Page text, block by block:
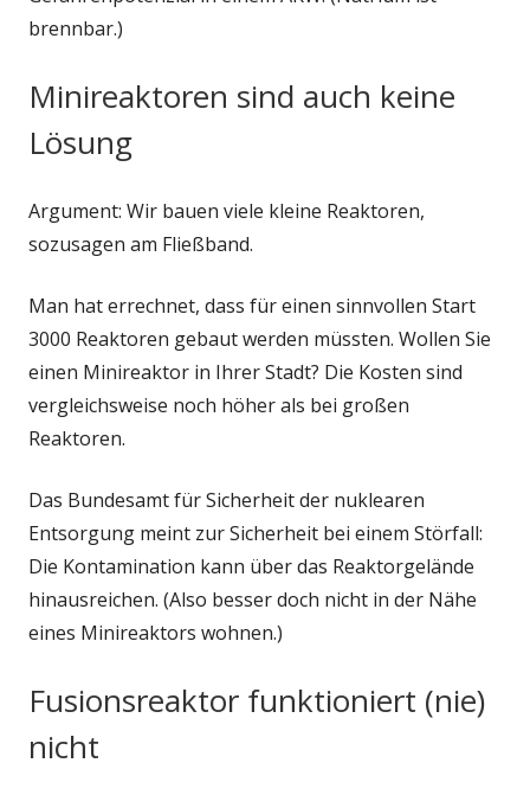
brennbar.)
Minireaktoren sind auch keine
Lösung
Argument: Wir bauen viele kleine Reaktoren,
sozusagen am Fließband.
Man hat errechnet, dass für einen sinnvollen Start
3000 Reaktoren gebaut werden müssten. Wollen Sie
einen Minireaktor in Ihrer Stadt? Die Kosten sind
vergleichsweise noch höher als bei großen
Reaktoren.
Das Bundesamt für Sicherheit der nuklearen
Entsorgung meint zur Sicherheit bei einem Störfall:
Die Kontamination kann über das Reaktorgelände
hinausreichen. (Also besser doch nicht in der Nähe
eines Minireaktors wohnen.)
Fusionsreaktor funktioniert (nie)
nicht